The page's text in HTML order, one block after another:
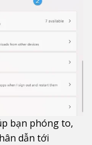
bạn phóng to,
dẫn tới